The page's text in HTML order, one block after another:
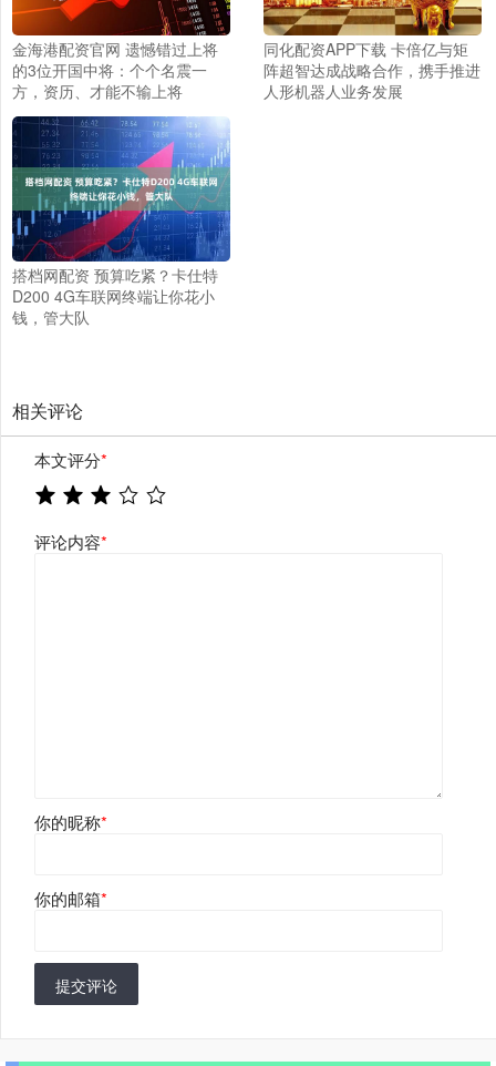
金海港配资官网 遗憾错过上将
的3位开国中将：个个名震一
方，资历、才能不输上将
同化配资APP下载 卡倍亿与矩
阵超智达成战略合作，携手推进
人形机器人业务发展
搭档网配资 预算吃紧？卡仕特
D200 4G车联网终端让你花小
钱，管大队
相关评论
本文评分*
评论内容*
你的昵称*
你的邮箱*
提交评论